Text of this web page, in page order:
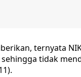
ternyata
tidak